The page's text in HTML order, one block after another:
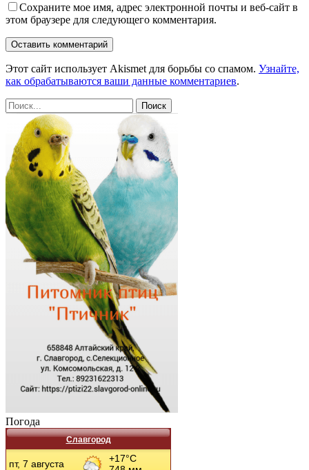
Сохраните мое имя, адрес электронной почты и веб-сайт в
этом браузере для следующего комментария.
Этот сайт использует Akismet для борьбы со спамом. Узнайте,
как обрабатываются ваши данные комментариев.
Погода
Славгород